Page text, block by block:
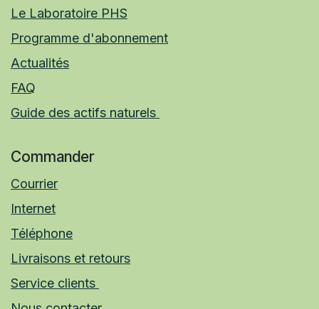
Le Laboratoire PHS
Programme d'abonnement
Actualités
FAQ
Guide des actifs naturels
Commander
Courrier
Internet
Téléphone
Livraisons et retours
Service clients